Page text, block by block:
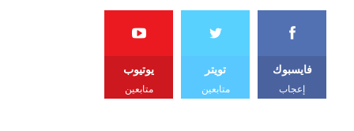
فايسبوك
إعجاب
تويتر
متابعين
يوتيوب
متابعين